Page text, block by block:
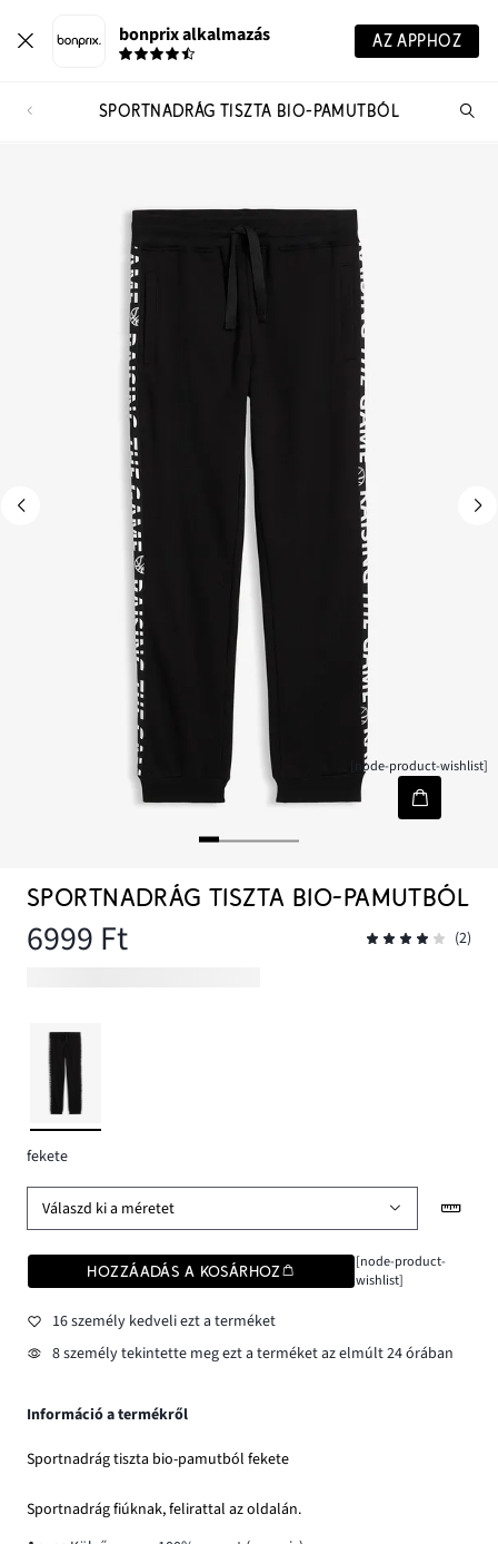
bonprix alkalmazás AZ APPHOZ
SPORTNADRÁG TISZTA BIO-PAMUTBÓL
[node-product-wishlist]
SPORTNADRÁG TISZTA BIO-PAMUTBÓL
6999 Ft (2)
fekete
Válaszd ki a méretet
HOZZÁADÁS A KOSÁRHOZ
[node-product-
wishlist]
16 személy kedveli ezt a terméket
8 személy tekintette meg ezt a terméket az elmúlt 24 órában
Információ a termékről
Sportnadrág tiszta bio-pamutból fekete
Sportnadrág fiúknak, felirattal az oldalán.